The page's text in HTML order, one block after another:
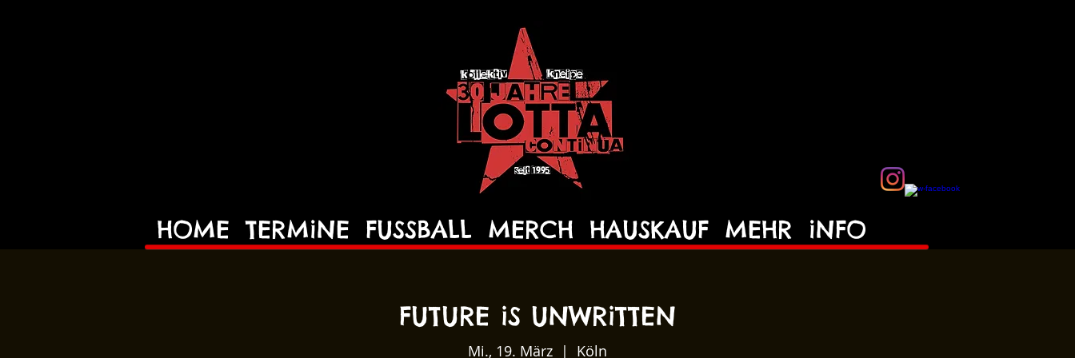
HOME TERMiNE FUSSBALL MERCH HAUSKAUF MEHR iNFO
FUTURE iS UNWRiTTEN
Mi., 19. März
  |
Köln